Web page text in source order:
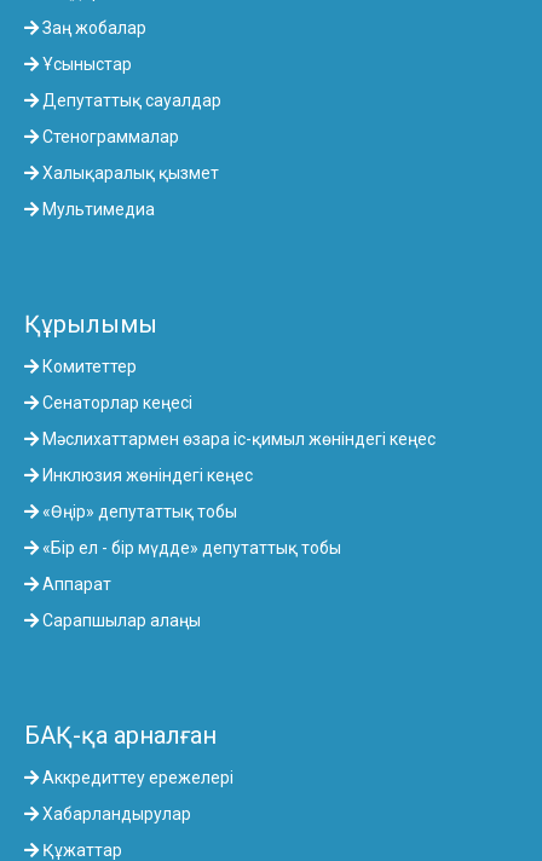
Заң жобалар
Ұсыныстар
Депутаттық сауалдар
Стенограммалар
Халықаралық қызмет
Мультимедиа
Құрылымы
Комитеттер
Сенаторлар кеңесі
Мәслихаттармен өзара іс-қимыл жөніндегі кеңес
Инклюзия жөніндегі кеңес
«Өңір» депутаттық тобы
«Бір ел - бір мүдде» депутаттық тобы
Аппарат
Сарапшылар алаңы
БАҚ-қа арналған
Аккредиттеу ережелері
Хабарландырулар
Құжаттар